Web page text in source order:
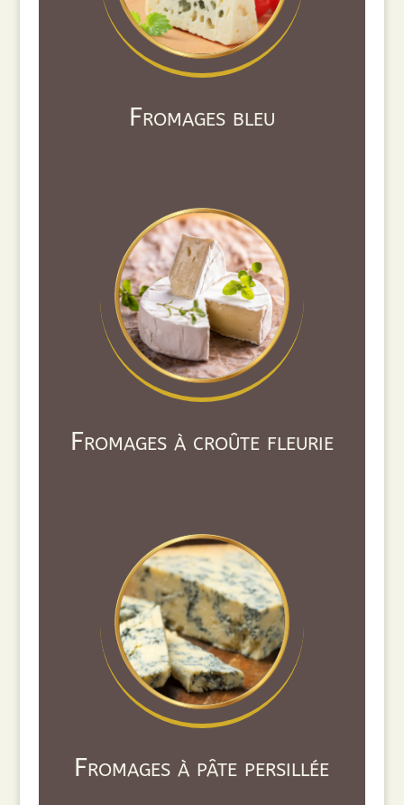
Fromages bleu
Fromages à croûte fleurie
Fromages à pâte persillée